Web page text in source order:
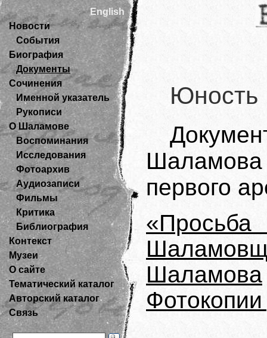
English
Новости
События
Биография
Документы
Сочинения
Именной указатель
Рукописи
О Шаламове
Воспоминания
Исследования
Фотоархив
Аудиозаписи
Фильмы
Критика
Библиография
Контекст
Музеи
О сайте
Тематический каталог
Авторский каталог
Связь
Юность
Шаламова
первого
Шаламова